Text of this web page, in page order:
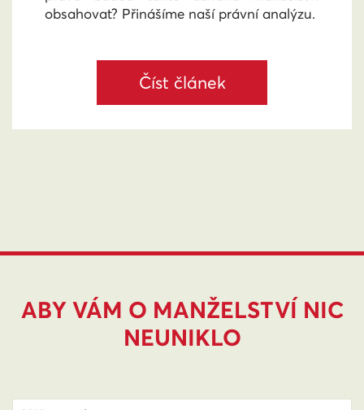
obsahovat? Přinášíme naší právní analýzu.
Číst článek
ABY VÁM O MANŽELSTVÍ NIC
NEUNIKLO